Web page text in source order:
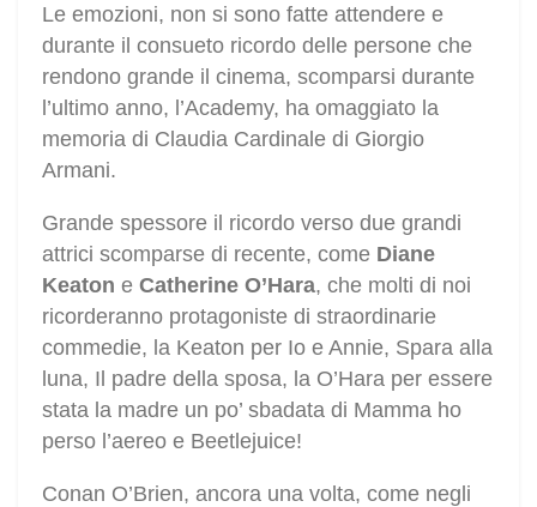
Le emozioni, non si sono fatte attendere e
durante il consueto ricordo delle persone che
rendono grande il cinema, scomparsi durante
l’ultimo anno, l’Academy, ha omaggiato la
memoria di Claudia Cardinale di Giorgio
Armani.
Grande spessore il ricordo verso due grandi
attrici scomparse di recente, come Diane
Keaton e Catherine O’Hara, che molti di noi
ricorderanno protagoniste di straordinarie
commedie, la Keaton per Io e Annie, Spara alla
luna, Il padre della sposa, la O’Hara per essere
stata la madre un po’ sbadata di Mamma ho
perso l’aereo e Beetlejuice!
Conan O’Brien, ancora una volta, come negli